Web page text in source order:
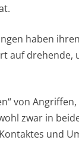
haben
auf
von
zwar in
und